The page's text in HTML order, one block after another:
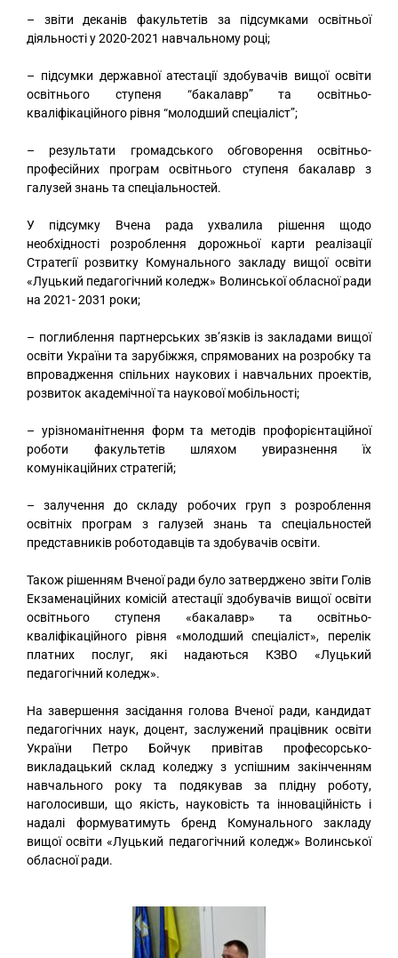
– звіти деканів факультетів за підсумками освітньої
діяльності у 2020-2021 навчальному році;
– підсумки державної атестації здобувачів вищої освіти
освітнього ступеня “бакалавр” та освітньо-
кваліфікаційного рівня “молодший спеціаліст”;
– результати громадського обговорення освітньо-
професійних програм освітнього ступеня бакалавр з
галузей знань та спеціальностей.
У підсумку Вчена рада ухвалила рішення щодо
необхідності розроблення дорожньої карти реалізації
Стратегії розвитку Комунального закладу вищої освіти
«Луцький педагогічний коледж» Волинської обласної ради
на 2021- 2031 роки;
– поглиблення партнерських зв’язків із закладами вищої
освіти України та зарубіжжя, спрямованих на розробку та
впровадження спільних наукових і навчальних проектів,
розвиток академічної та наукової мобільності;
– урізноманітнення форм та методів профорієнтаційної
роботи факультетів шляхом увиразнення їх
комунікаційних стратегій;
– залучення до складу робочих груп з розроблення
освітніх програм з галузей знань та спеціальностей
представників роботодавців та здобувачів освіти.
Також рішенням Вченої ради було затверджено звіти Голів
Екзаменаційних комісій атестації здобувачів вищої освіти
освітнього ступеня «бакалавр» та освітньо-
кваліфікаційного рівня «молодший спеціаліст», перелік
платних послуг, які надаються КЗВО «Луцький
педагогічний коледж».
На завершення засідання голова Вченої ради, кандидат
педагогічних наук, доцент, заслужений працівник освіти
України Петро Бойчук привітав професорсько-
викладацький склад коледжу з успішним закінченням
навчального року та подякував за плідну роботу,
наголосивши, що якість, науковість та інноваційність і
надалі формуватимуть бренд Комунального закладу
вищої освіти «Луцький педагогічний коледж» Волинської
обласної ради.